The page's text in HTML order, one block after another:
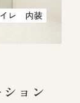
レ
内装
ョン